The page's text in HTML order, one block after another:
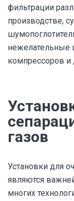
фильтрации
производстве,
нежелательные
компрессоров и
газов
Установки для
являются
многих